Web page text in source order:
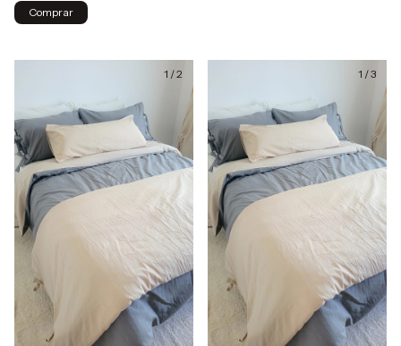
Comprar
1 /2 1 /3